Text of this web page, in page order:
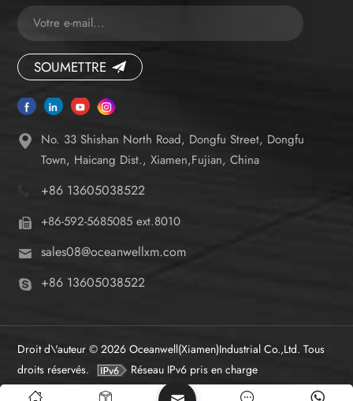
SOUMETTRE
No. 33 Shishan North Road, Dongfu Street, Dongfu
Town, Haicang Dist., Xiamen,Fujian, China
+86 13605038522
+86-592-5685085 ext.8010
sales08@oceanwellxm.com
+86 13605038522
Droit d\'auteur © 2026 Oceanwell(Xiamen)Industrial Co.,Ltd. Tous
droits réservés.
Réseau IPv6 pris en charge